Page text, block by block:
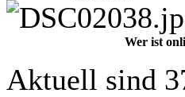
Wer ist
Aktuell sind